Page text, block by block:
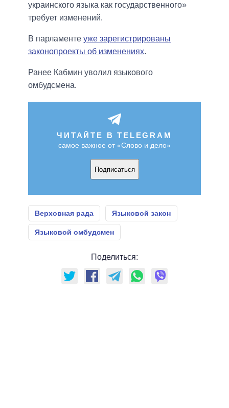
украинского языка как государственного»
требует изменений.
В парламенте уже зарегистрированы
законопроекты об изменениях.
Ранее Кабмин уволил языкового
омбудсмена.
ЧИТАЙТЕ В TELEGRAM
самое важное от «Слово и дело»
Подписаться
Верховная рада Языковой закон
Языковой омбудсмен
Поделиться: